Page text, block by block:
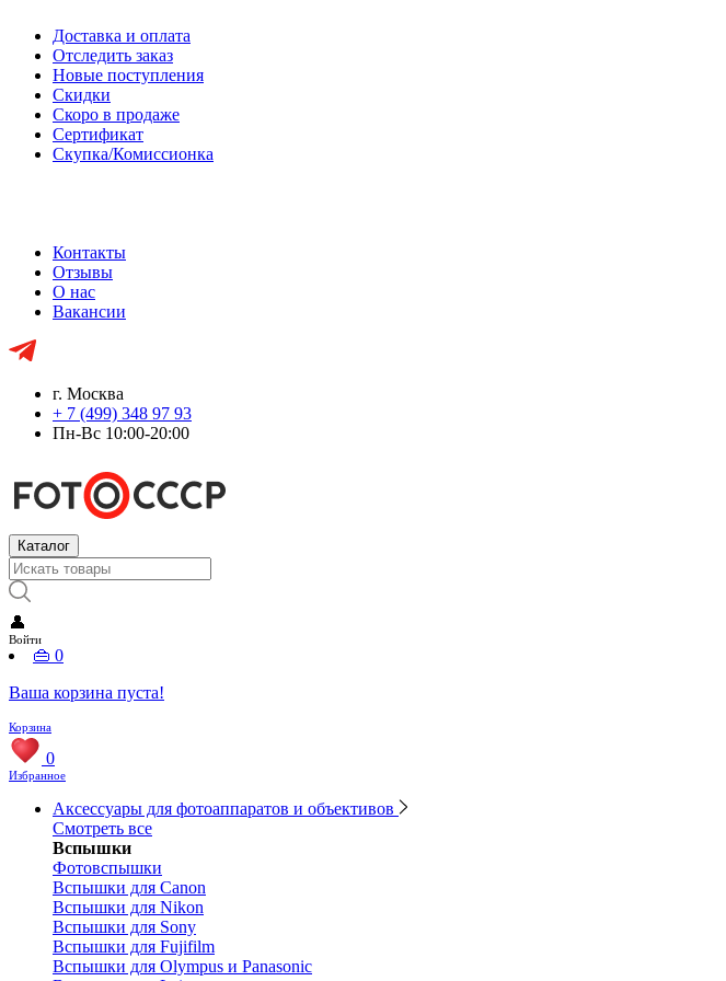
Доставка и оплата
Отследить заказ
Новые поступления
Скидки
Скоро в продаже
Сертификат
Скупка/Комиссионка
Контакты
Отзывы
О нас
Вакансии
г. Москва
+ 7 (499) 348 97 93
Пн-Вс 10:00-20:00
Каталог
👤
Войти
👜 0
Ваша корзина пуста!
Корзина
0
Избранное
Аксессуары для фотоаппаратов и объективов
Смотреть все
Вспышки
Фотовспышки
Вспышки для Canon
Вспышки для Nikon
Вспышки для Sony
Вспышки для Fujifilm
Вспышки для Olympus и Panasonic